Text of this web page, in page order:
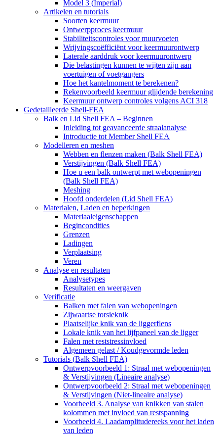
Model 3 (Imperial)
Artikelen en tutorials
Soorten keermuur
Ontwerpproces keermuur
Stabiliteitscontroles voor muurvoeten
Wrijvingscoëfficiënt voor keermuurontwerp
Laterale aarddruk voor keermuurontwerp
Die belastingen kunnen te wijten zijn aan
voertuigen of voetgangers
Hoe het kantelmoment te berekenen?
Rekenvoorbeeld keermuur glijdende berekening
Keermuur ontwerp controles volgens ACI 318
Gedetailleerde Shell-FEA
Balk en Lid Shell FEA – Beginnen
Inleiding tot geavanceerde straalanalyse
Introductie tot Member Shell FEA
Modelleren en meshen
Webben en flenzen maken (Balk Shell FEA)
Verstijvingen (Balk Shell FEA)
Hoe u een balk ontwerpt met webopeningen
(Balk Shell FEA)
Meshing
Hoofd onderdelen (Lid Shell FEA)
Materialen, Laden en beperkingen
Materiaaleigenschappen
Begincondities
Grenzen
Ladingen
Verplaatsing
Veren
Analyse en resultaten
Analysetypes
Resultaten en weergaven
Verificatie
Balken met falen van webopeningen
Zijwaartse torsieknik
Plaatselijke knik van de liggerflens
Lokale knik van het lijfpaneel van de ligger
Falen met reststressinvloed
Algemeen gelast / Koudgevormde leden
Tutorials (Balk Shell FEA)
Ontwerpvoorbeeld 1: Straal met webopeningen
& Verstijvingen (Lineaire analyse)
Ontwerpvoorbeeld 2: Straal met webopeningen
& Verstijvingen (Niet-lineaire analyse)
Voorbeeld 3. Analyse van knikken van stalen
kolommen met invloed van restspanning
Voorbeeld 4. Laadamplitudereeks voor het laden
van leden